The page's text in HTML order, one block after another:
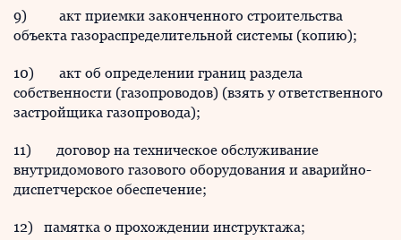
9) акт приемки законченного строительства
объекта газораспределительной системы (копию);
10) акт об определении границ раздела
собственности (газопроводов) (взять у ответственного
застройщика газопровода);
11) договор на техническое обслуживание
внутридомового газового оборудования и аварийно-
диспетчерское обеспечение;
12) памятка о прохождении инструктажа;